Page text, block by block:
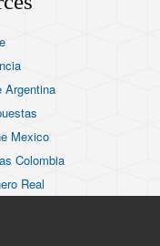
Argentina
Mexico
Colombia
Real